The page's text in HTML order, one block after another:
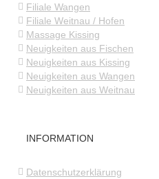
Filiale Wangen
Filiale Weitnau / Hofen
Massage Kissing
Neuigkeiten aus Fischen
Neuigkeiten aus Kissing
Neuigkeiten aus Wangen
Neuigkeiten aus Weitnau
INFORMATION
Datenschutzerklärung